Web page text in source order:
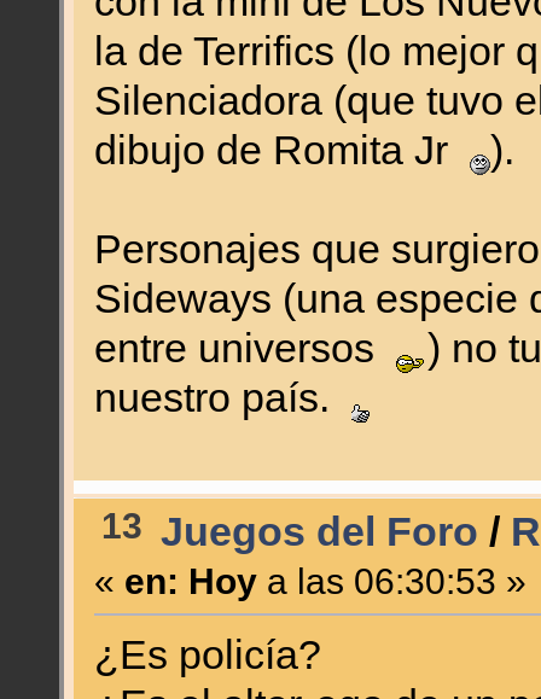
la de Terrifics (lo mejor
Silenciadora (que tuvo
dibujo de Romita Jr
).
Personajes que
Sideways (una especie
entre universos
) no
nuestro país.
13 Juegos del Foro /
« en: Hoya las 06:30:53 »
¿Es policía?